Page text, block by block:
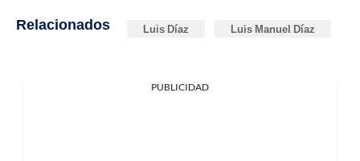
Relacionados Luis Díaz Luis Manuel Díaz
PUBLICIDAD